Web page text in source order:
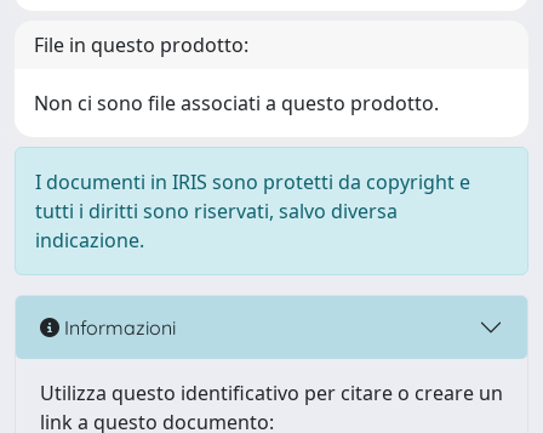
File in questo prodotto:
Non ci sono file associati a questo prodotto.
I documenti in IRIS sono protetti da copyright e
tutti i diritti sono riservati, salvo diversa
indicazione.
Informazioni
Utilizza questo identificativo per citare o creare un
link a questo documento: